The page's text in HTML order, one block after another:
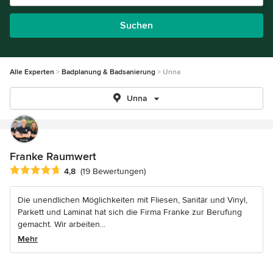
Suchen
Alle Experten Badplanung & Badsanierung Unna
Unna
Franke Raumwert
Durchschnittliche Bewertung: 4.8 von 5 Sternen
4,8 (19 Bewertungen)
Die unendlichen Möglichkeiten mit Fliesen, Sanitär und Vinyl,
Parkett und Laminat hat sich die Firma Franke zur Berufung
gemacht. Wir arbeiten...
Mehr